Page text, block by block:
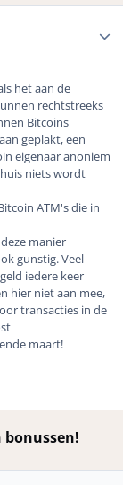
het aan de
rechtstreeks
Bitcoins
geplakt, een
eigenaar anoniem
niets wordt
ATM's die in
manier
gunstig. Veel
iedere keer
hier niet aan mee,
transacties in de
maart!
bonussen!